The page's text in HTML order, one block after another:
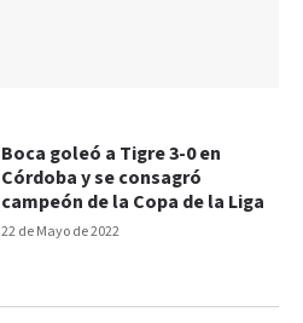
22 de Mayo de 2022
Boca goleó a Tigre 3-0 en
Córdoba y se consagró
campeón de la Copa de la Liga